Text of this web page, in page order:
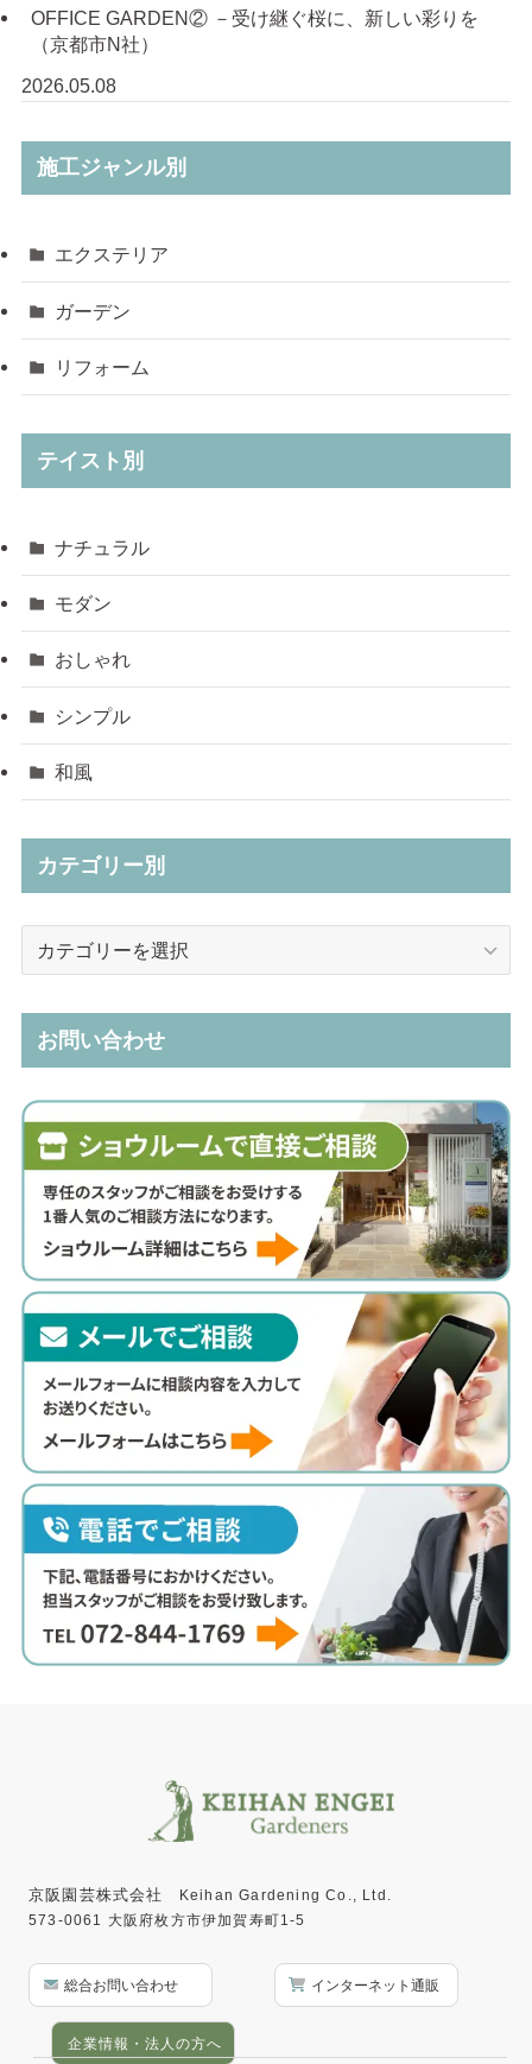
OFFICE GARDEN② －受け継ぐ桜に、新しい彩りを
（京都市N社）
2026.05.08
施工ジャンル別
エクステリア
ガーデン
リフォーム
テイスト別
ナチュラル
モダン
おしゃれ
シンプル
和風
カテゴリー別
お問い合わせ
京阪園芸株式会社
Keihan Gardening Co., Ltd.
573-0061 大阪府枚方市伊加賀寿町1-5
総合お問い合わせ インターネット通販
企業情報・法人の方へ